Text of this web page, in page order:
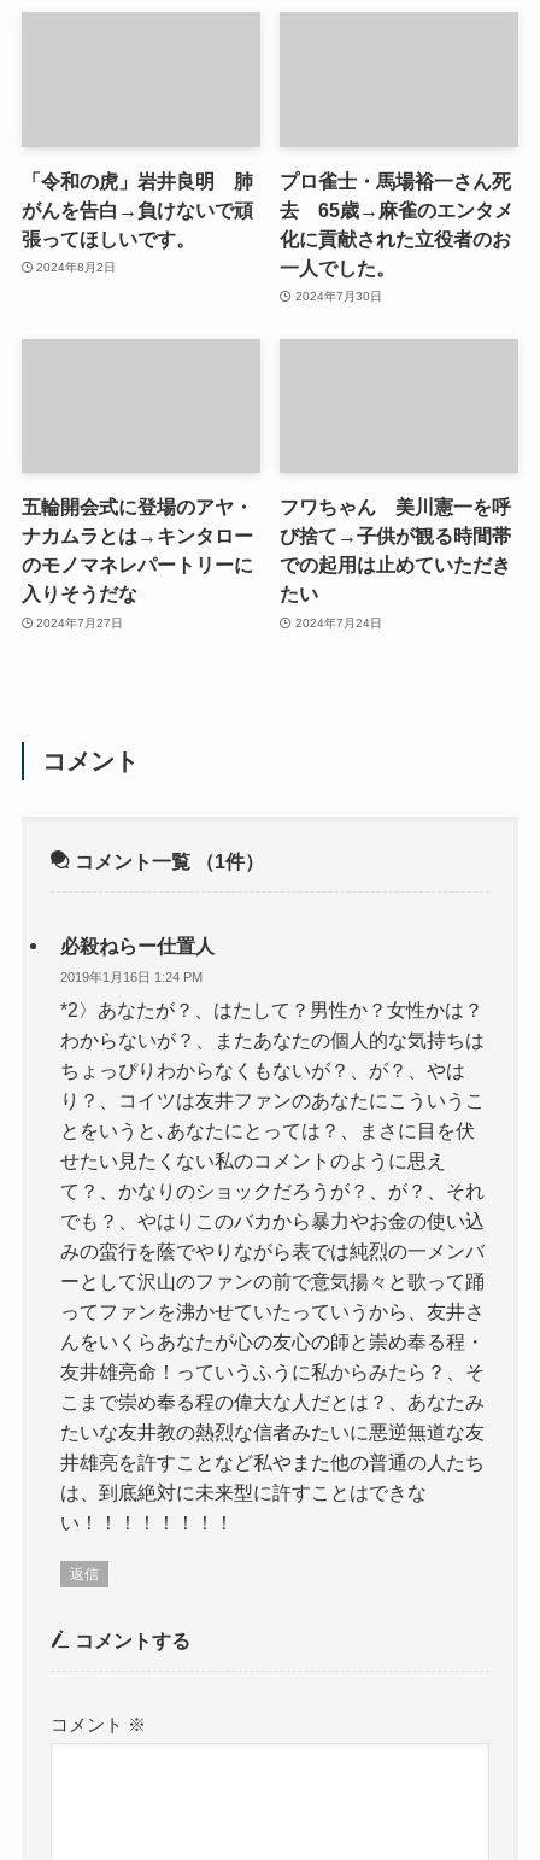
「令和の虎」岩井良明 肺
がんを告白→負けないで頑
張ってほしいです。
2024年8月2日
プロ雀士・馬場裕一さん死
去 65歳→麻雀のエンタメ
化に貢献された立役者のお
一人でした。
2024年7月30日
五輪開会式に登場のアヤ・
ナカムラとは→キンタロー
のモノマネレパートリーに
入りそうだな
2024年7月27日
フワちゃん 美川憲一を呼
び捨て→子供が観る時間帯
での起用は止めていただき
たい
2024年7月24日
コメント
コメント一覧 （1件）
必殺ねらー仕置人
2019年1月16日 1:24 PM
*2〉あなたが？、はたして？男性か？女性かは？
わからないが？、またあなたの個人的な気持ちは
ちょっぴりわからなくもないが？、が？、やは
り？、コイツは友井ファンのあなたにこういうこ
とをいうと､あなたにとっては？、まさに目を伏
せたい見たくない私のコメントのように思え
て？、かなりのショックだろうが？、が？、それ
でも？、やはりこのバカから暴力やお金の使い込
みの蛮行を蔭でやりながら表では純烈の一メンバ
ーとして沢山のファンの前で意気揚々と歌って踊
ってファンを沸かせていたっていうから、友井さ
んをいくらあなたが心の友心の師と崇め奉る程・
友井雄亮命！っていうふうに私からみたら？、そ
こまで崇め奉る程の偉大な人だとは？、あなたみ
たいな友井教の熱烈な信者みたいに悪逆無道な友
井雄亮を許すことなど私やまた他の普通の人たち
は、到底絶対に未来型に許すことはできな
い！！！！！！！！
返信
コメントする
コメント ※